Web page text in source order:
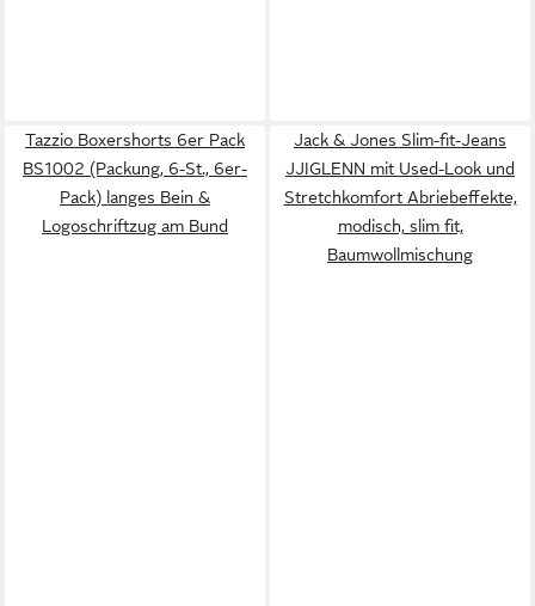
Tazzio Boxershorts 6er Pack
BS1002 (Packung, 6-St., 6er-
Pack) langes Bein &
Logoschriftzug am Bund
Jack & Jones Slim-fit-Jeans
JJIGLENN mit Used-Look und
Stretchkomfort Abriebeffekte,
modisch, slim fit,
Baumwollmischung